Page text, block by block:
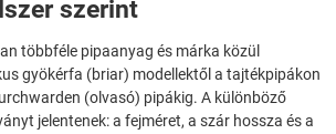
szerint
többféle pipaanyag és márka közül
gyökérfa (briar) modellektől a tajtékpipákon
(olvasó) pipákig. A különböző
jelentenek: a fejméret, a szár hossza és a